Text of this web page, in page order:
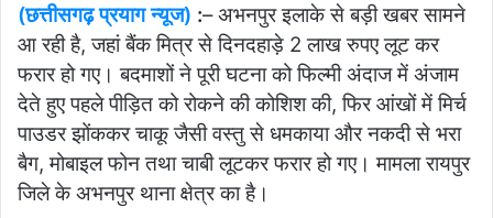
(छत्तीसगढ़ प्रयाग न्यूज) :– अभनपुर इलाके से बड़ी खबर सामने
आ रही है, जहां बैंक मित्र से दिनदहाड़े 2 लाख रुपए लूट कर
फरार हो गए। बदमाशों ने पूरी घटना को फिल्मी अंदाज में अंजाम
देते हुए पहले पीड़ित को रोकने की कोशिश की, फिर आंखों में मिर्च
पाउडर झोंककर चाकू जैसी वस्तु से धमकाया और नकदी से भरा
बैग, मोबाइल फोन तथा चाबी लूटकर फरार हो गए। मामला रायपुर
जिले के अभनपुर थाना क्षेत्र का है।